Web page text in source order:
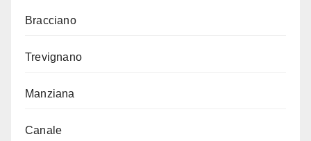
Bracciano
Trevignano
Manziana
Canale